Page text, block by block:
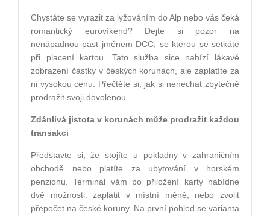
Chystáte se vyrazit za lyžováním do Alp nebo vás čeká
romantický eurovíkend? Dejte si pozor na
nenápadnou past jménem DCC, se kterou se setkáte
při placení kartou. Tato služba sice nabízí lákavé
zobrazení částky v českých korunách, ale zaplatíte za
ni vysokou cenu. Přečtěte si, jak si nenechat zbytečně
prodražit svoji dovolenou.
Zdánlivá jistota v korunách může prodražit každou
transakci
Představte si, že stojíte u pokladny v zahraničním
obchodě nebo platíte za ubytování v horském
penzionu. Terminál vám po přiložení karty nabídne
dvě možnosti: zaplatit v místní měně, nebo zvolit
přepočet na české koruny. Na první pohled se varianta